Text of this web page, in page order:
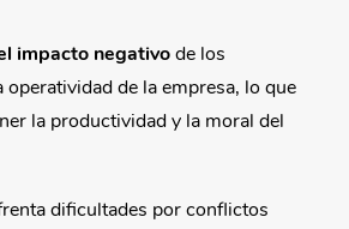
impacto negativode los
de la empresa, lo que
la productividad y la moral del
dificultades por conflictos